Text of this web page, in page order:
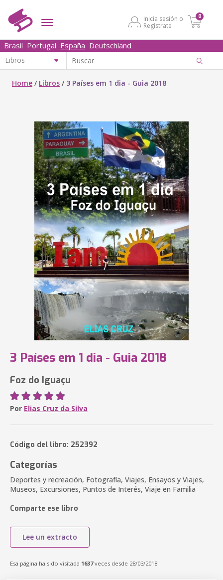
Inicia sesión o
Regístrate
0
Brasil Portugal España Deutschland
Home / Libros / 3 Países em 1 dia - Guia 2018
3 Países em 1 dia - Guia 2018
Foz do Iguaçu
Por Elias Cruz da Silva
Código del libro: 252392
Categorías
Deportes y recreación, Fotografía, Viajes, Ensayos y Viajes,
Museos, Excursiones, Puntos de Interés, Viaje en Familia
Comparte ese libro
Lee un extracto
Esa página ha sido visitada 1637veces desde 28/03/2018